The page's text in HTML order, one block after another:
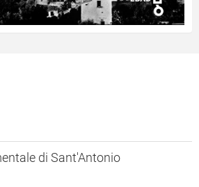
di Sant'Antonio